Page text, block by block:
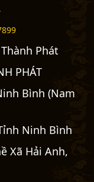
Phát
PHÁT
Bình (Nam
Ninh Bình
Xã Hải Anh,